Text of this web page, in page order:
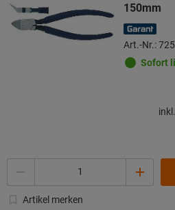
150mm
Art.-Nr.:
Sofort
Artikel merken